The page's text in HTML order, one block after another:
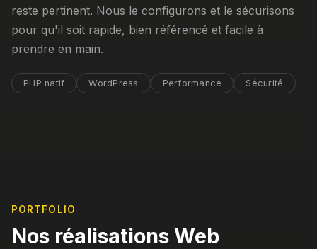
reste pertinent. Nous le configurons et le sécurisons
pour qu'il soit rapide, bien référencé et facile à
prendre en main.
PHP natif WordPress Performance Sécurité
PORTFOLIO
Nos réalisations Web